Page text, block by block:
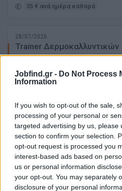
Jobfind.gr - Do Not Process
Information
If you wish to opt-out of the sale,
processing of your personal or
targeted advertising by us, please
section to confirm your selection.
opt-out request is processed you
interest-based ads based on
us or personal information
your opt-out. You may separately
disclosure of your personal
35 € ανά ημέρα καθαρά
28/07/2026
Trainer Δερμοκαλλυντικών
ΚΟΛΩΝΑΚΙ | ΑΘΗΝΑ - ΑΤΤΙΚΗ
22/07/2026
Σύμβουλος Εξυπηρέτησης
Experience Advisor)
ΣΠΑΤΑ | ΑΘΗΝΑ - ΑΤΤΙΚΗ
Πλήρης απασχόληση